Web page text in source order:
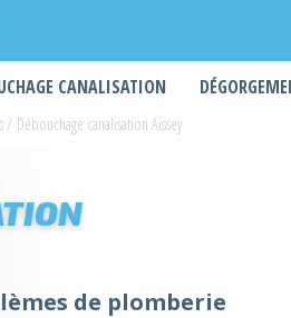
CANALISATION
/ Débouchage canalisation Aïssey
de plomberie